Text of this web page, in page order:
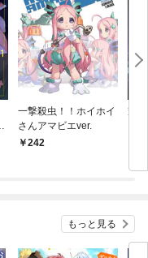
一撃殺虫！！ホイホイ
さんアマビエver.
242
輝
もっと見る